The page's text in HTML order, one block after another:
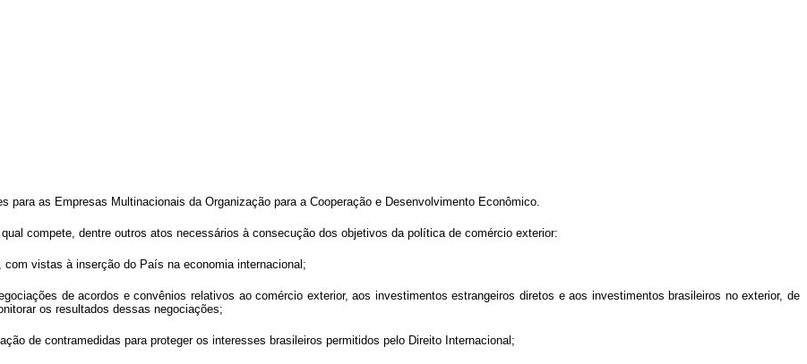
para as Empresas Multinacionais da Organização para a Cooperação e Desenvolvimento Econômico.
compete, dentre outros atos necessários à consecução dos objetivos da política de comércio exterior:
vistas à inserção do País na economia internacional;
de acordos e convênios relativos ao comércio exterior, aos investimentos estrangeiros diretos e aos investimentos brasileiros no exterior, de
os resultados dessas negociações;
de contramedidas para proteger os interesses brasileiros permitidos pelo Direito Internacional;